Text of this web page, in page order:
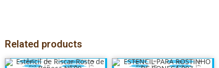
Related products